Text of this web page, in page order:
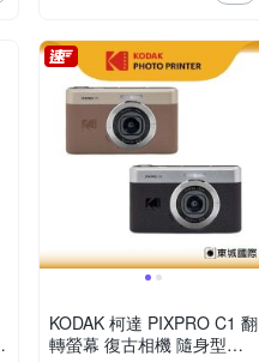
KODAK 柯達 PIXPRO C1 翻
轉螢幕 復古相機 隨身型數